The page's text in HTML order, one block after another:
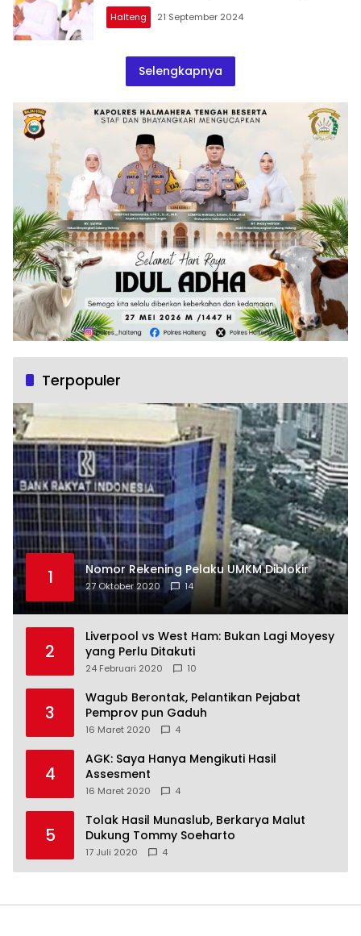
Halteng 21 September 2024
Selengkapnya
Terpopuler
1 Nomor Rekening Pelaku UMKM Diblokir
27 Oktober 2020 14
2
Liverpool vs West Ham: Bukan Lagi Moyesy
yang Perlu Ditakuti
24 Februari 2020 10
3
Wagub Berontak, Pelantikan Pejabat
Pemprov pun Gaduh
16 Maret 2020 4
4
AGK: Saya Hanya Mengikuti Hasil
Assesment
16 Maret 2020 4
5
Tolak Hasil Munaslub, Berkarya Malut
Dukung Tommy Soeharto
17 Juli 2020 4